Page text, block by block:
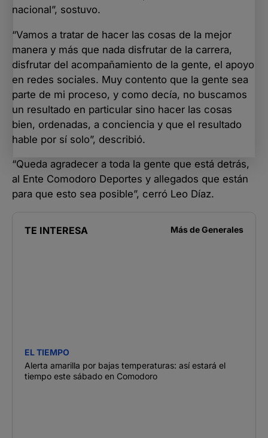
nacional”, sostuvo.
“Vamos a tratar de hacer las cosas de la mejor
manera y más que nada disfrutar de la carrera,
disfrutar del acompañamiento de la gente, el apoyo
en redes sociales. Muy contento que la gente sea
parte de mi proceso, y como decía, no buscamos
un resultado en particular sino hacer las cosas
bien, ordenadas, a conciencia y que el resultado
hable por sí solo”, describió.
“Queda agradecer a toda la gente que está detrás,
al Ente Comodoro Deportes y allegados que están
para que esto sea posible”, cerró Leo Díaz.
TE INTERESA Más deGenerales
EL TIEMPO
Alerta amarilla por bajas temperaturas: así estará el
tiempo este sábado en Comodoro